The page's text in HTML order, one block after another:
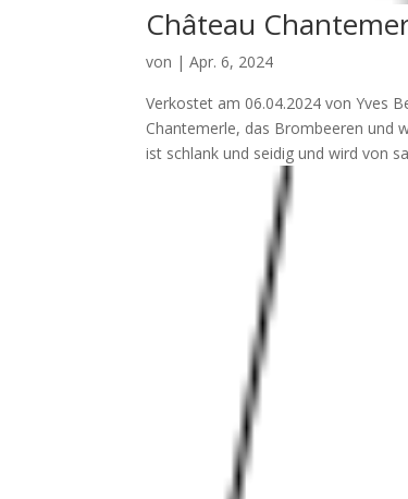
Château
von |Apr. 6, 2024
Verkostet am 06.04.2024 von Yves
Chantemerle, das Brombeeren und
ist schlank und seidig und wird von